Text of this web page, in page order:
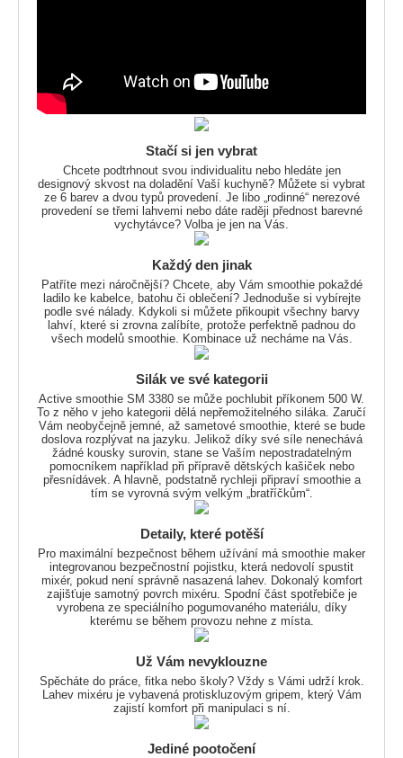
Stačí si jen vybrat
Chcete podtrhnout svou individualitu nebo hledáte jen
designový skvost na doladění Vaší kuchyně? Můžete si vybrat
ze 6 barev a dvou typů provedení. Je libo „rodinné“ nerezové
provedení se třemi lahvemi nebo dáte raději přednost barevné
vychytávce? Volba je jen na Vás.
Každý den jinak
Patříte mezi náročnější? Chcete, aby Vám smoothie pokaždé
ladilo ke kabelce, batohu či oblečení? Jednoduše si vybírejte
podle své nálady. Kdykoli si můžete přikoupit všechny barvy
lahví, které si zrovna zalíbíte, protože perfektně padnou do
všech modelů smoothie. Kombinace už necháme na Vás.
Silák ve své kategorii
Active smoothie SM 3380 se může pochlubit příkonem 500 W.
To z něho v jeho kategorii dělá nepřemožitelného siláka. Zaručí
Vám neobyčejně jemné, až sametové smoothie, které se bude
doslova rozplývat na jazyku. Jelikož díky své síle nenechává
žádné kousky surovin, stane se Vaším nepostradatelným
pomocníkem například při přípravě dětských kašiček nebo
přesnídávek. A hlavně, podstatně rychleji připraví smoothie a
tím se vyrovná svým velkým „bratříčkům“.
Detaily, které potěší
Pro maximální bezpečnost během užívání má smoothie maker
integrovanou bezpečnostní pojistku, která nedovolí spustit
mixér, pokud není správně nasazená lahev. Dokonalý komfort
zajišťuje samotný povrch mixéru. Spodní část spotřebiče je
vyrobena ze speciálního pogumovaného materiálu, díky
kterému se během provozu nehne z místa.
Už Vám nevyklouzne
Spěcháte do práce, fitka nebo školy? Vždy s Vámi udrží krok.
Lahev mixéru je vybavená protiskluzovým gripem, který Vám
zajistí komfort při manipulaci s ní.
Jediné pootočení